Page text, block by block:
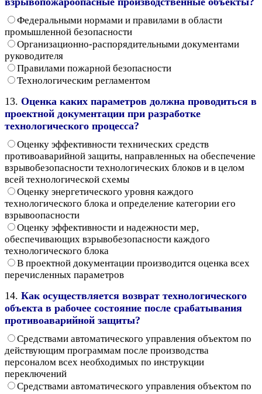
Федеральными нормами и правилами в области
промышленной безопасности
Организационно-распорядительными документами
руководителя
Правилами пожарной безопасности
Технологическим регламентом
13. Оценка каких параметров должна проводиться в
проектной документации при разработке
технологического процесса?
Оценку эффективности технических средств
противоаварийной защиты, направленных на обеспечение
взрывобезопасности технологических блоков и в целом
всей технологической схемы
Оценку энергетического уровня каждого
технологического блока и определение категории его
взрывоопасности
Оценку эффективности и надежности мер,
обеспечивающих взрывобезопасности каждого
технологического блока
В проектной документации производится оценка всех
перечисленных параметров
14. Как осуществляется возврат технологического
объекта в рабочее состояние после срабатывания
противоаварийной защиты?
Средствами автоматического управления объектом по
действующим программам после производства
персоналом всех необходимых по инструкции
переключений
Средствами автоматического управления объектом по